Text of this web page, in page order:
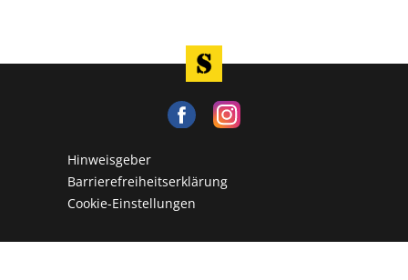
Hinweisgeber
Barrierefreiheitserklärung
Cookie-Einstellungen